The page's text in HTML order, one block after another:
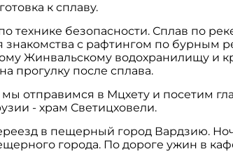
к сплаву.
технике безопасности. Сплав по
знакомства с рафтингом по бурным
Жинвальскому водохранилищу и
прогулку после сплава.
отправимся в Мцхету и посетим
- храм Светицховели.
в пещерный город Вардзию.
города. По дороге ужин в